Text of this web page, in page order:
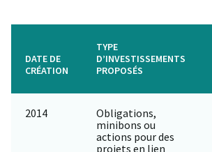
DATE DE
CRÉATION
TYPE
D’INVESTISSEMENTS
PROPOSÉS
2014
Obligations,
minibons ou
actions pour des
projets en lien